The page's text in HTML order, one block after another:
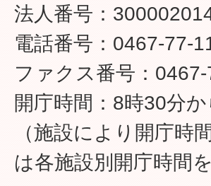
法人番号：
電話番号：0467-77-
ファクス番号：
開庁時間：8時30分
（施設により開庁時
は各施設別開庁時間